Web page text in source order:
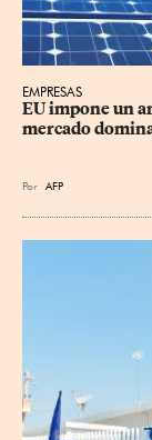
EMPRESAS
EU impone un
mercado
Por AFP